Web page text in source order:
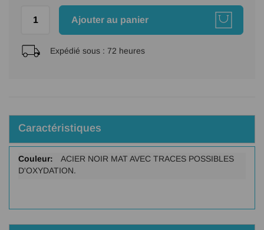
Ajouter au panier
Expédié sous : 72 heures
Caractéristiques
Plus
d'infos
ACIER NOIR MAT AVEC TRACES POSSIBLES
D'OXYDATION.